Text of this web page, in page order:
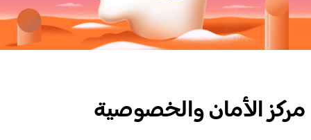
مركز الأمان والخصوصية